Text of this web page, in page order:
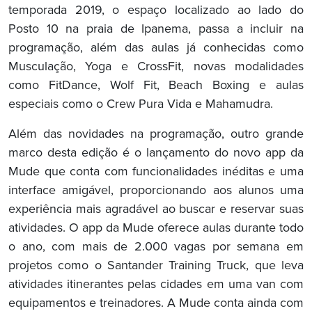
temporada 2019, o espaço localizado ao lado do
Posto 10 na praia de Ipanema, passa a incluir na
programação, além das aulas já conhecidas como
Musculação, Yoga e CrossFit, novas modalidades
como FitDance, Wolf Fit, Beach Boxing e aulas
especiais como o Crew Pura Vida e Mahamudra.
Além das novidades na programação, outro grande
marco desta edição é o lançamento do novo app da
Mude que conta com funcionalidades inéditas e uma
interface amigável, proporcionando aos alunos uma
experiência mais agradável ao buscar e reservar suas
atividades. O app da Mude oferece aulas durante todo
o ano, com mais de 2.000 vagas por semana em
projetos como o Santander Training Truck, que leva
atividades itinerantes pelas cidades em uma van com
equipamentos e treinadores. A Mude conta ainda com